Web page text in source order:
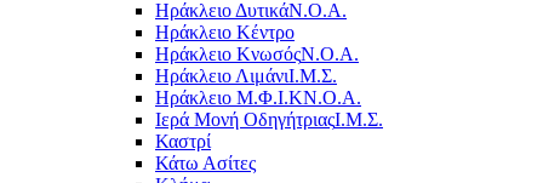
Ηράκλειο ΔυτικάΝ.Ο.Α.
Ηράκλειο Κέντρο
Ηράκλειο ΚνωσόςΝ.Ο.Α.
Ηράκλειο ΛιμάνιΙ.Μ.Σ.
Ηράκλειο Μ.Φ.Ι.ΚΝ.Ο.Α.
Ιερά Μονή ΟδηγήτριαςΙ.Μ.Σ.
Καστρί
Κάτω Ασίτες